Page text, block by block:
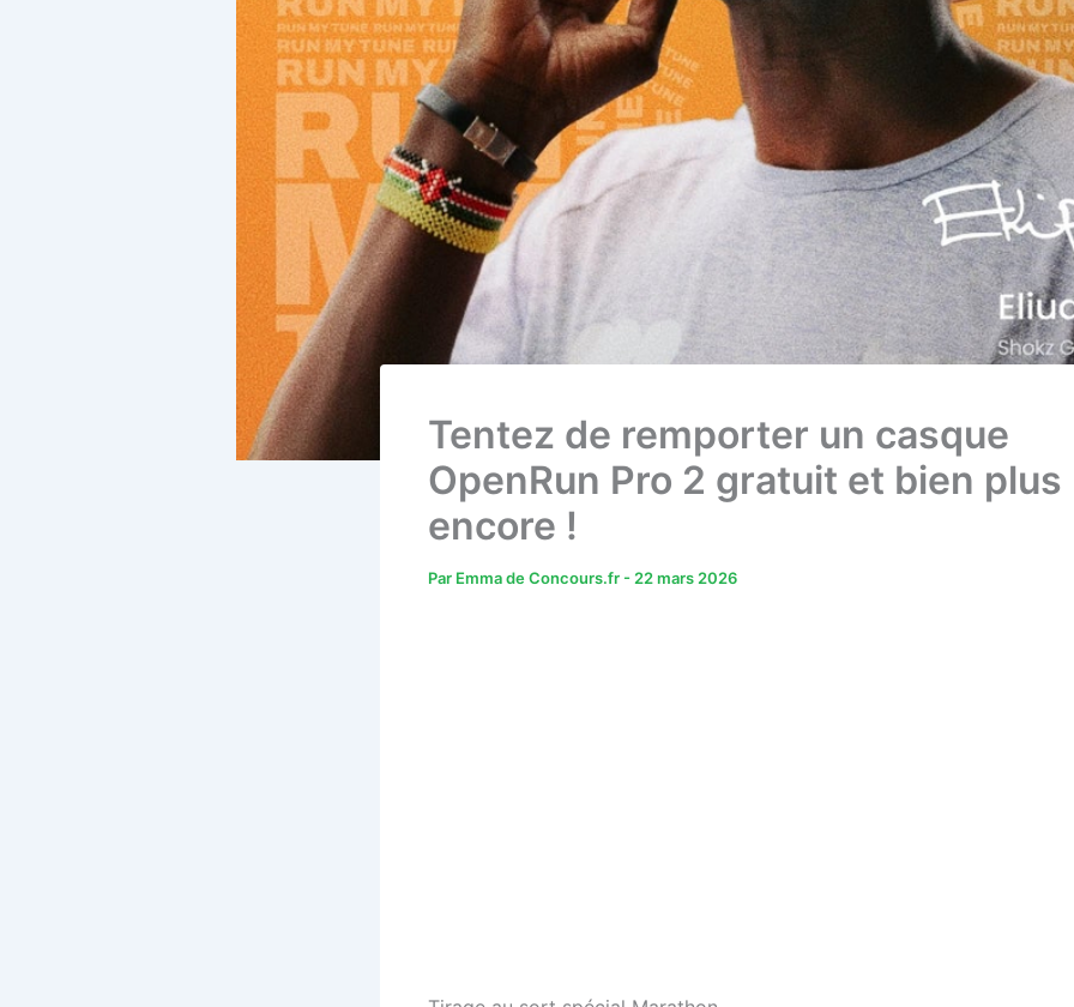
Tentez de remporter un casque
OpenRun Pro 2 gratuit et bien plus
encore !
Par Emma de Concours.fr - 22 mars 2026